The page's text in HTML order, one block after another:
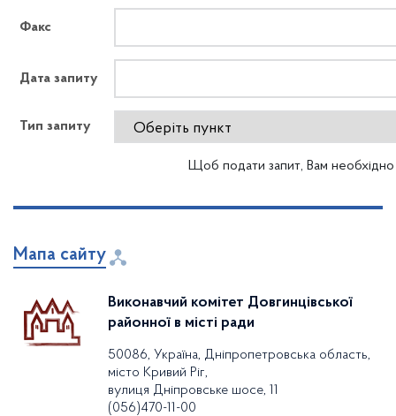
Факс
Дата запиту
Тип запиту
Щоб подати запит, Вам
Мапа сайту
Виконавчий комітет Довгинцівської
районної в місті ради
50086, Україна, Дніпропетровська область,
місто Кривий Ріг,
вулиця Дніпровське шосе, 11
(056)470-11-00